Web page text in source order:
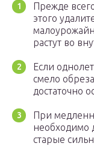
Прежде
этого
растут во
Если
смело
достаточно
При
необходимо
старые